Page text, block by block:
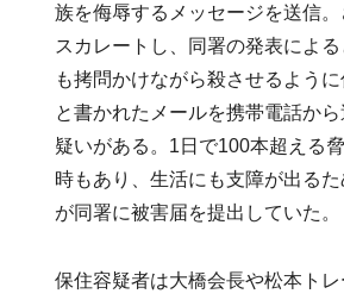
族を侮辱するメッセージを送信
スカレートし、同署の発表によ
も拷問かけながら殺させるよう
と書かれたメールを携帯電話か
疑いがある。1日で100本超える
時もあり、生活にも支障が出る
が同署に被害届を提出していた。
保住容疑者は大橋会長や松本トレ